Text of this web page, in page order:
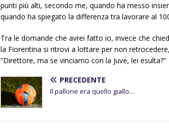
punti più alti, secondo me, quando ha messo
quando ha spiegato la differenza tra lavorare al
Tra le domande che avrei fatto io, invece che
la Fiorentina si ritrovi a lottare per non
“Direttore, ma se vinciamo con la Juve, lei esulta?”
PRECEDENTE
Il pallone era quello giallo…